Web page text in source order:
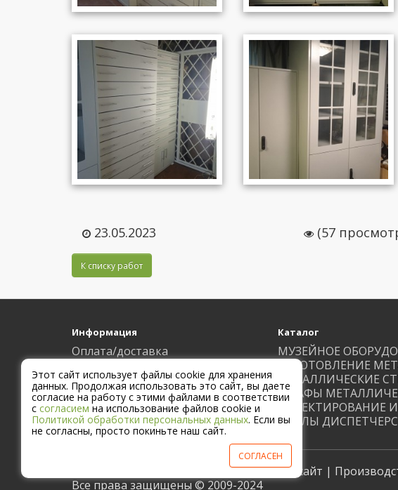
23.05.2023 (57
К списку работ
Информация
Оплата/доставка
Наши работы
Блог
Каталог
МУЗЕЙНОЕ
ИЗГОТОВЛЕНИЕ
МЕТАЛЛИЧЕСКИЕ
ШКАФЫ
ПРОЕКТИРОВАНИЕ
СТОЛЫ
Завод Метфонд г.Москва Официальный сайт |
Все права защищены © 2009-2024
Этот сайт использует файлы cookie для хранения
данных. Продолжая использовать это сайт, вы даете
согласие на работу с этими файлами в соответствии
с согласием на использование файлов cookie и
Политикой обработки персональных данных. Если вы
не согласны, просто покиньте наш сайт.
СОГЛАСЕН